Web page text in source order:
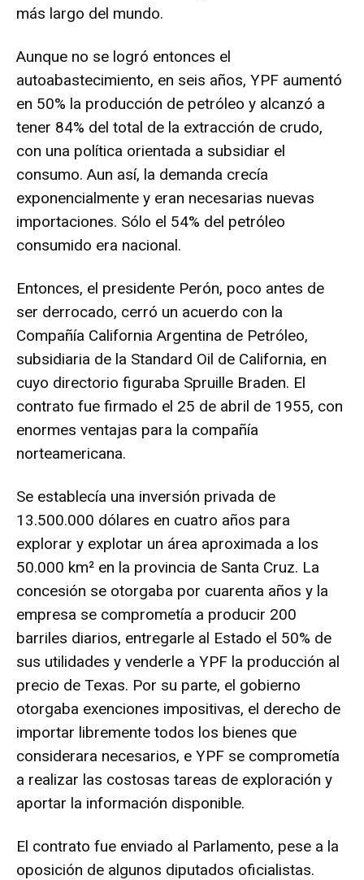
más largo del mundo.
Aunque no se logró entonces el
autoabastecimiento, en seis años, YPF aumentó
en 50% la producción de petróleo y alcanzó a
tener 84% del total de la extracción de crudo,
con una política orientada a subsidiar el
consumo. Aun así, la demanda crecía
exponencialmente y eran necesarias nuevas
importaciones. Sólo el 54% del petróleo
consumido era nacional.
Entonces, el presidente Perón, poco antes de
ser derrocado, cerró un acuerdo con la
Compañía California Argentina de Petróleo,
subsidiaria de la Standard Oil de California, en
cuyo directorio figuraba Spruille Braden. El
contrato fue firmado el 25 de abril de 1955, con
enormes ventajas para la compañía
norteamericana.
Se establecía una inversión privada de
13.500.000 dólares en cuatro años para
explorar y explotar un área aproximada a los
50.000 km² en la provincia de Santa Cruz. La
concesión se otorgaba por cuarenta años y la
empresa se comprometía a producir 200
barriles diarios, entregarle al Estado el 50% de
sus utilidades y venderle a YPF la producción al
precio de Texas. Por su parte, el gobierno
otorgaba exenciones impositivas, el derecho de
importar libremente todos los bienes que
considerara necesarios, e YPF se comprometía
a realizar las costosas tareas de exploración y
aportar la información disponible.
El contrato fue enviado al Parlamento, pese a la
oposición de algunos diputados oficialistas.